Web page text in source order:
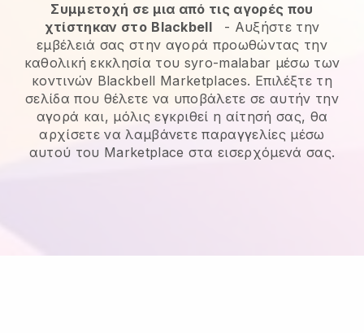
Συμμετοχή σε μια από τις αγορές που
χτίστηκαν στο Blackbell - Αυξήστε την
εμβέλειά σας στην αγορά προωθώντας την
καθολική εκκλησία του syro-malabar μέσω των
κοντινών Blackbell Marketplaces. Επιλέξτε τη
σελίδα που θέλετε να υποβάλετε σε αυτήν την
αγορά και, μόλις εγκριθεί η αίτησή σας, θα
αρχίσετε να λαμβάνετε παραγγελίες μέσω
αυτού του Marketplace στα εισερχόμενά σας.